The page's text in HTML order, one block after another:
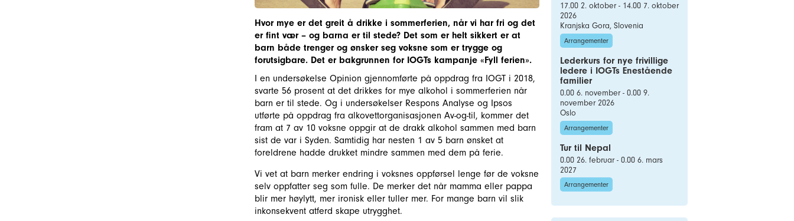
Hvor mye er det greit å drikke i sommerferien, når vi har fri og det
er fint vær – og barna er til stede? Det som er helt sikkert er at
barn både trenger og ønsker seg voksne som er trygge og
forutsigbare. Det er bakgrunnen for IOGTs kampanje «Fyll ferien».
I en undersøkelse Opinion gjennomførte på oppdrag fra IOGT i 2018,
svarte 56 prosent at det drikkes for mye alkohol i sommerferien når
barn er til stede. Og i undersøkelser Respons Analyse og Ipsos
utførte på oppdrag fra alkovettorganisasjonen Av-og-til, kommer det
fram at 7 av 10 voksne oppgir at de drakk alkohol sammen med barn
sist de var i Syden. Samtidig har nesten 1 av 5 barn ønsket at
foreldrene hadde drukket mindre sammen med dem på ferie.
Vi vet at barn merker endring i voksnes oppførsel lenge før de voksne
selv oppfatter seg som fulle. De merker det når mamma eller pappa
blir mer høylytt, mer ironisk eller tuller mer. For mange barn vil slik
inkonsekvent atferd skape utrygghet.
17.00 2. oktober - 14.00 7. oktober
2026
Kranjska Gora, Slovenia
Arrangementer
Lederkurs for nye frivillige
ledere i IOGTs Enestående
familier
0.00 6. november - 0.00 9.
november 2026
Oslo
Arrangementer
Tur til Nepal
0.00 26. februar - 0.00 6. mars
2027
Arrangementer